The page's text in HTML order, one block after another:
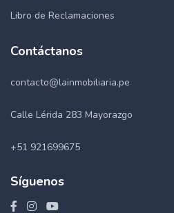
Libro de Reclamaciones
Contáctanos
contacto@lainmobiliaria.pe
Calle Lérida 283 Mayorazgo
+51 921699675
Síguenos